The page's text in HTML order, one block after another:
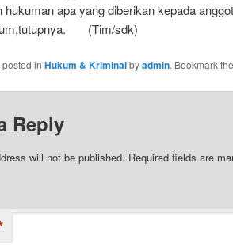
hukuman apa yang diberikan kepada
(Tim/sdk)
in Hukum & Kriminalbyadmin. Bookmark the
Reply
will not be published. Required fields are